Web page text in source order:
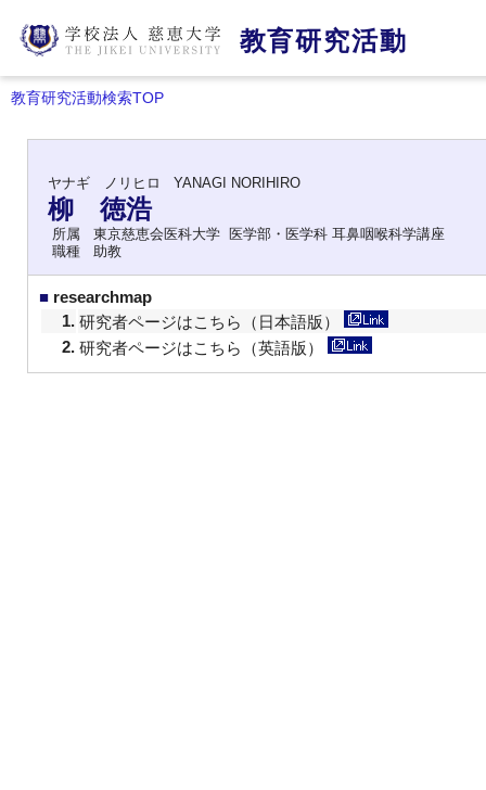
教育研究活動
教育研究活動検索TOP
ヤナギ ノリヒロ YANAGI NORIHIRO
柳 徳浩
所属
東京慈恵会医科大学 医学部・医学科 耳鼻咽喉科学講座
職種
助教
■ researchmap
1. 研究者ページはこちら（日本語版）
2. 研究者ページはこちら（英語版）